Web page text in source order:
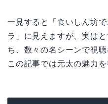
一見すると「食いしん坊
ラ」に見えますが、実は
ち、数々の名シーンで視
この記事では元太の魅力を